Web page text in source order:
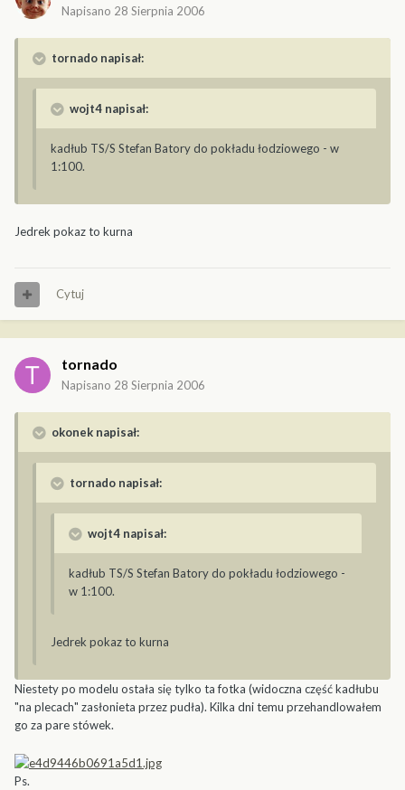
Napisano 28 Sierpnia 2006
tornado napisał:
wojt4 napisał:
kadłub TS/S Stefan Batory do pokładu łodziowego - w
1:100.
Jedrek pokaz to kurna
Cytuj
tornado
Napisano 28 Sierpnia 2006
okonek napisał:
tornado napisał:
wojt4 napisał:
kadłub TS/S Stefan Batory do pokładu łodziowego -
w 1:100.
Jedrek pokaz to kurna
Niestety po modelu ostała się tylko ta fotka (widoczna część kadłubu
"na plecach" zasłonieta przez pudła). Kilka dni temu przehandlowałem
go za pare stówek.
Ps.